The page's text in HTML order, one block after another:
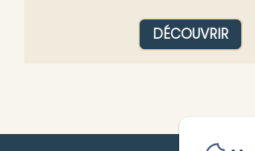
DÉCOUVRIR